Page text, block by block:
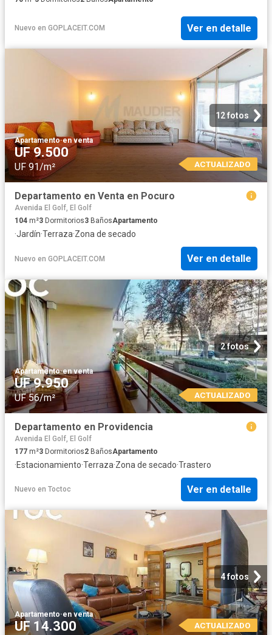
Nuevo en GOPLACEIT.COM Ver en detalle
12 fotos
Apartamento·en venta
UF 9.500
UF 91/m² ACTUALIZADO
Departamento en Venta en Pocuro
Avenida El Golf, El Golf
104 m²3 Dormitorios3 BañosApartamento
·Jardín·Terraza·Zona de secado
Nuevo en GOPLACEIT.COM Ver en detalle
2 fotos
Apartamento·en venta
UF 9.950
UF 56/m² ACTUALIZADO
Departamento en Providencia
Avenida El Golf, El Golf
177 m²3 Dormitorios2 BañosApartamento
·Estacionamiento·Terraza·Zona de secado·Trastero
Nuevo en Toctoc Ver en detalle
4 fotos
Apartamento·en venta
UF 14.300 ACTUALIZADO